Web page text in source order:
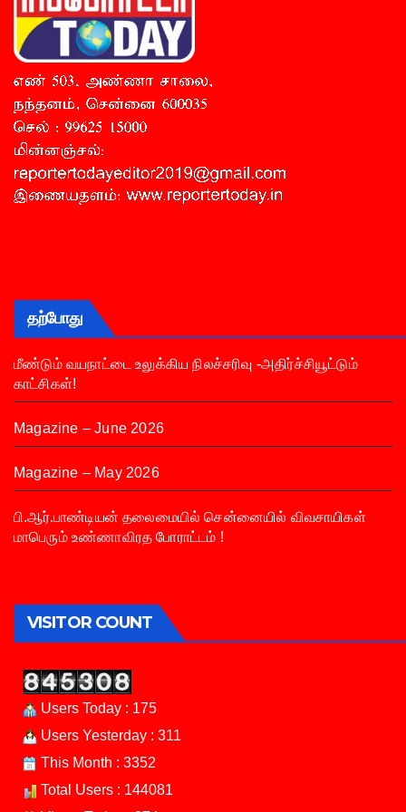
தற்போது
மீண்டும் வயநாட்டை உலுக்கிய நிலச்சரிவு -அதிர்ச்சியூட்டும்
காட்சிகள்!
Magazine – June 2026
Magazine – May 2026
பி.ஆர்.பாண்டியன் தலைமையில் சென்னையில் விவசாயிகள்
மாபெரும் உண்ணாவிரத போராட்டம் !
VISITOR COUNT
Users Today : 175
Users Yesterday : 311
This Month : 3352
Total Users : 144081